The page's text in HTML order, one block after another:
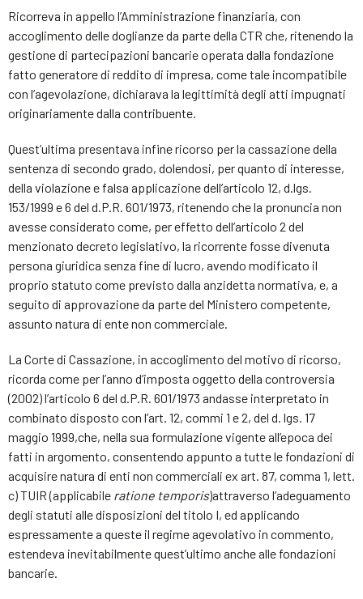
Ricorreva in appello l’Amministrazione finanziaria, con
accoglimento delle doglianze da parte della CTR che, ritenendo la
gestione di partecipazioni bancarie operata dalla fondazione
fatto generatore di reddito di impresa, come tale incompatibile
con l’agevolazione, dichiarava la legittimità degli atti impugnati
originariamente dalla contribuente.
Quest’ultima presentava infine ricorso per la cassazione della
sentenza di secondo grado, dolendosi, per quanto di interesse,
della violazione e falsa applicazione dell’articolo 12, d.lgs.
153/1999 e 6 del d.P.R. 601/1973, ritenendo che la pronuncia non
avesse considerato come, per effetto dell’articolo 2 del
menzionato decreto legislativo, la ricorrente fosse divenuta
persona giuridica senza fine di lucro, avendo modificato il
proprio statuto come previsto dalla anzidetta normativa, e, a
seguito di approvazione da parte del Ministero competente,
assunto natura di ente non commerciale.
La Corte di Cassazione, in accoglimento del motivo di ricorso,
ricorda come per l’anno d’imposta oggetto della controversia
(2002) l’articolo 6 del d.P.R. 601/1973 andasse interpretato in
combinato disposto con l’art. 12, commi 1 e 2, del d. lgs. 17
maggio 1999,che, nella sua formulazione vigente all’epoca dei
fatti in argomento, consentendo appunto a tutte le fondazioni di
acquisire natura di enti non commerciali ex art. 87, comma 1, lett.
c) TUIR (applicabile ratione temporis)attraverso l’adeguamento
degli statuti alle disposizioni del titolo I, ed applicando
espressamente a queste il regime agevolativo in commento,
estendeva inevitabilmente quest’ultimo anche alle fondazioni
bancarie.